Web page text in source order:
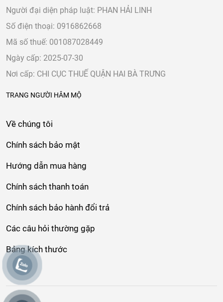
Người đại diện pháp luật: PHAN HẢI LINH
Số điện thoại: 0916862668
Mã số thuế: 001087028449
Ngày cấp: 2025-07-30
Nơi cấp: CHI CỤC THUẾ QUẬN HAI BÀ TRƯNG
TRANG NGƯỜI HÂM MỘ
Về chúng tôi
Chính sách bảo mật
Hướng dẫn mua hàng
Chính sách thanh toán
Chính sách bảo hành đổi trả
Các câu hỏi thường gặp
Bảng kích thước